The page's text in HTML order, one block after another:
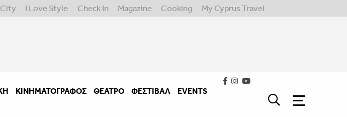
City I Love Style Check In Magazine Cooking My Cyprus Travel
ΚΙΝΗΜΑΤΟΓΡΆΦΟΣ ΘΈΑΤΡΟ ΦΕΣΤΙΒΑΛ
EVENTS